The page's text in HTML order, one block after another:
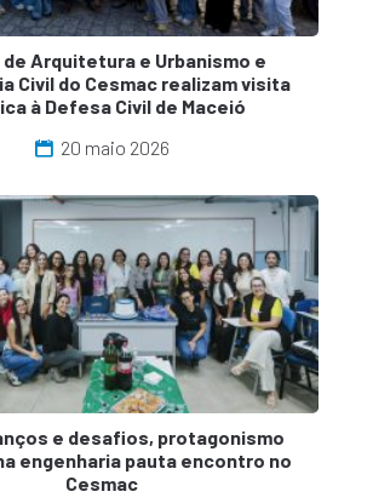
de Arquitetura e Urbanismo e
Civil do Cesmac realizam visita
à Defesa Civil de Maceió
20 maio 2026
e desafios, protagonismo
engenharia pauta encontro no
Cesmac